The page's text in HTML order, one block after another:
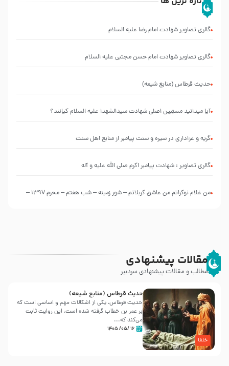
گالری تصاویر شهادت امام رضا علیه السلام
گالری تصاویر شهادت امام حسن مجتبی علیه السلام
حدیث قرطاس (منابع شیعه)
آیا میدانید مسبّبین اصلی شهادت سیدالشهدا علیه ‌السلام کیانند؟
گریه و عزاداری در سیره و سنت پیامبر از منابع اهل سنت
گالری تصاویر : شهادت پیامبر اکرم صلی الله علیه و آله
من غلام نوکراتم من عاشق کربلاتم – شور زمینه – شب هفتم – محرم 1397 –
مقالات پیشنهادی
مطالب و مقالات پیشنهادی سردبیر
خلفا
حدیث قرطاس (منابع شیعه)
حدیث قرطاس، یکی از اشکالات مهم و اساسی است که
بر عمر بن خطاب گرفته شده است، این روایت ثابت
می‌کند که...
۱۶ /۰۵/ ۱۴۰۵